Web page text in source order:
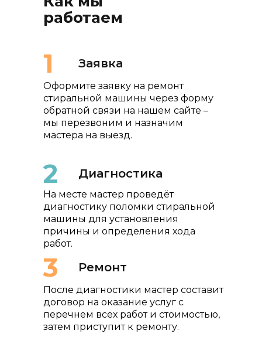
работаем
1
2
3
Заявка
Диагностика
Ремонт
Оформите заявку на ремонт
стиральной машины через форму
обратной связи на нашем сайте –
мы перезвоним и назначим
мастера на выезд.
На месте мастер проведёт
диагностику поломки стиральной
машины для установления
причины и определения хода
работ.
После диагностики мастер составит
договор на оказание услуг с
перечнем всех работ и стоимостью,
затем приступит к ремонту.